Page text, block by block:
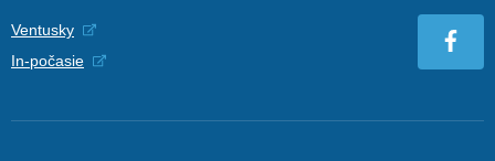
Ventusky
In-počasie